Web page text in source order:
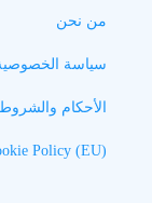
من نحن
سياسة
الأحكام والشروط
Policy (EU)